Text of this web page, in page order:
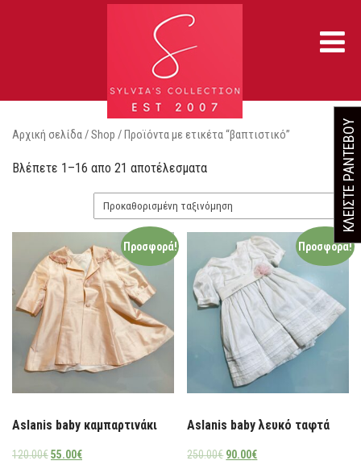
Αρχική σελίδα/Shop / Προϊόντα με ετικέτα “βαπτιστικό”
Βλέπετε 1–16 απο 21 αποτέλεσματα
Προσφορά!
Aslanis baby καμπαρτινάκι
120.00€55.00€
Προσφορά!
Aslanis baby λευκό ταφτά
250.00€ 90.00€
ΚΛΕΙΣΤΕ ΡΑΝΤΕΒΟΥ